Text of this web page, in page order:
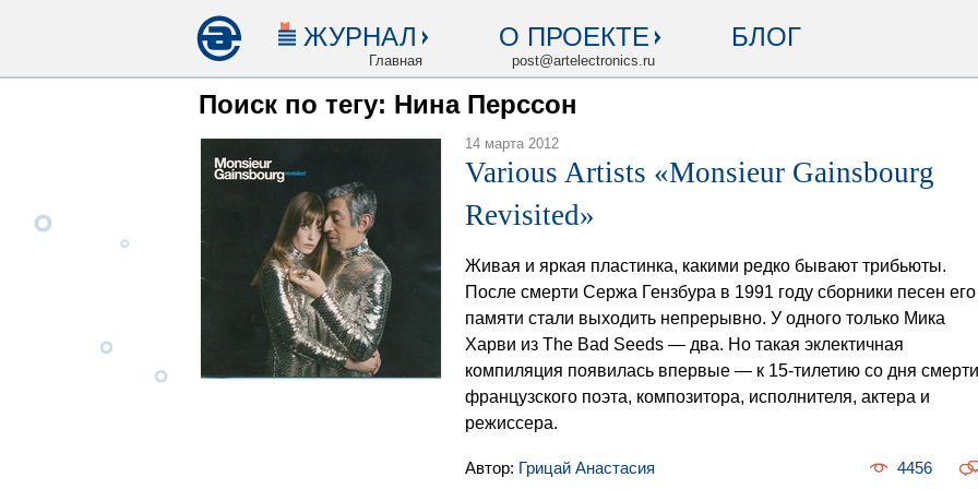
ЖУРНАЛ
Главная
О ПРОЕКТЕ
post@artelectronics.ru
БЛОГ
Поиск по тегу: Нина Перссон
14 марта 2012
Various Artists «Monsieur Gainsbourg
Revisited»
Живая и яркая пластинка, какими редко бывают трибьюты.
После смерти Сержа Гензбура в 1991 году сборники песен его
памяти стали выходить непрерывно. У одного только Мика
Харви из The Bad Seeds — два. Но такая эклектичная
компиляция появилась впервые — к 15-тилетию со дня смерти
французского поэта, композитора, исполнителя, актера и
режиссера.
Автор: Грицай Анастасия 4456